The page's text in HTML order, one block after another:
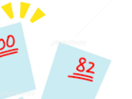
ベストを尽くせるよう、
います。